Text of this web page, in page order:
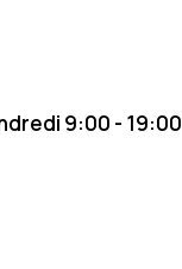
9:00 - 19:00